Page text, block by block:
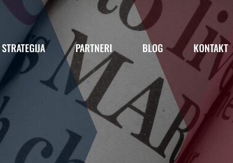
STRATEGIJA PARTNERI BLOG KONTAKT